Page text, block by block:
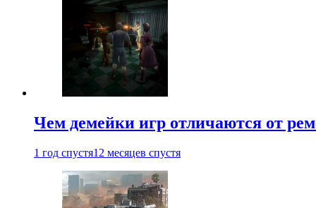
Чем демейки игр отличаются от
1 год спустя12 месяцев спустя